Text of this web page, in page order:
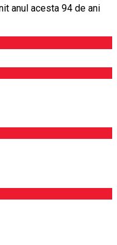
anul acesta 94 de ani